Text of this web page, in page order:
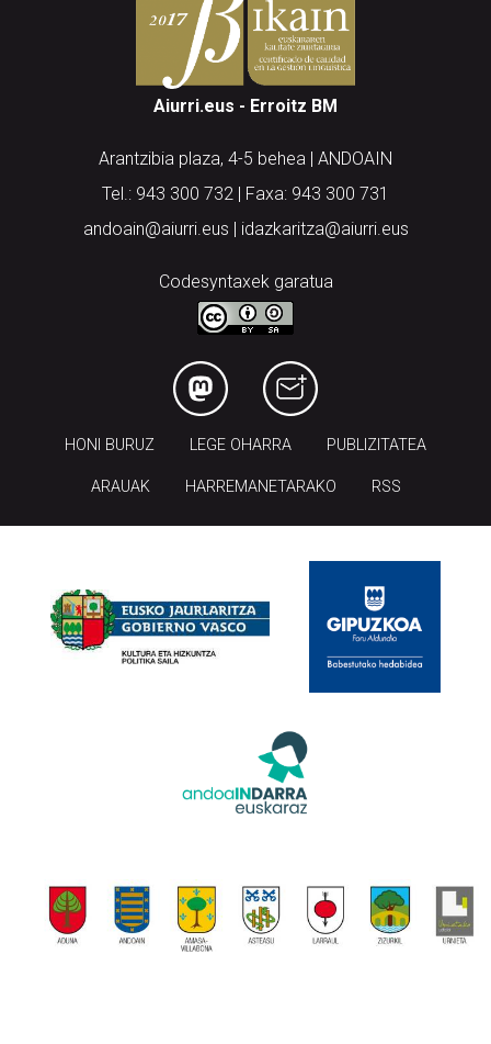
Aiurri.eus - Erroitz BM
Arantzibia plaza, 4-5 behea | ANDOAIN
Tel.: 943 300 732 | Faxa: 943 300 731
andoain@aiurri.eus | idazkaritza@aiurri.eus
Codesyntaxek garatua
HONI BURUZ LEGE OHARRA PUBLIZITATEA
ARAUAK HARREMANETARAKO RSS